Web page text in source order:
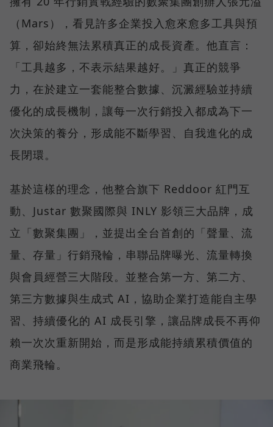
（Mars），看見許多企業投入愈來愈多工具與預
算，卻始終無法累積真正的成長資產。他直言：
「工具越多，不表示結果越好。」真正的競爭
力，在於建立一套能整合數據、沉澱經驗並持續
優化的成長機制，讓每一次行銷投入都成為下一
次決策的養分，形成能不斷學習、自我進化的成
長閉環。
基於這樣的理念，他整合旗下 Reddoor 紅門互
動、Justar 數聚國際與 INLY 影領三大品牌，成
立「數聚集團」，並提出全台首創的「聲量、流
量、存量」行銷飛輪，串聯品牌曝光、流量轉換
與會員經營三大階段。並整合第一方、第二方、
第三方數據與生成式 AI，協助企業打造能自主學
習、持續優化的 AI 成長引擎，讓品牌成長不再仰
賴一次次重新開始，而是形成能持續累積價值的
商業飛輪。